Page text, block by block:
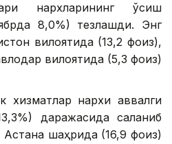
нархларининг ўсиш
8,0%) тезлашди. Энг
вилоятида (13,2 фоиз),
вилоятида (5,3 фоиз)
хизматлар нархи аввалги
даражасида сақланиб
Астана шаҳрида (16,9 фоиз)